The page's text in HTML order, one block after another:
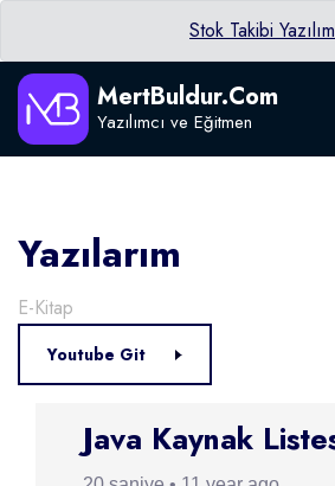
Stok Takibi
MertBuldur.Com
Yazılımcı ve Eğitmen
Yazılarım
E-Kitap
Youtube Git
Java Kaynak